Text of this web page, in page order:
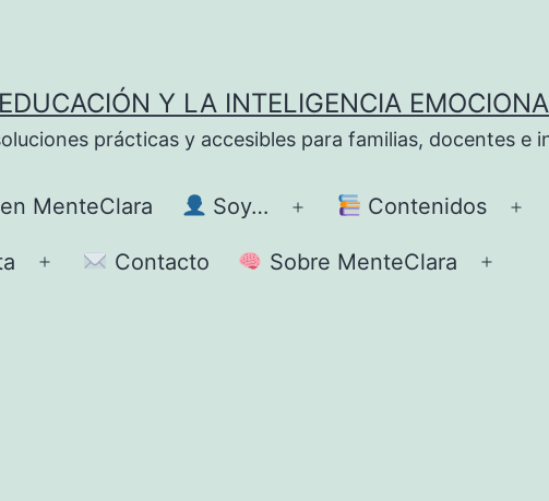
Y LA INTELIGENCIA
prácticas y accesibles para familias, docentes e
MenteClara Soy…
Abrir
el
Contenidos
Abrir
Contacto Sobre MenteClara